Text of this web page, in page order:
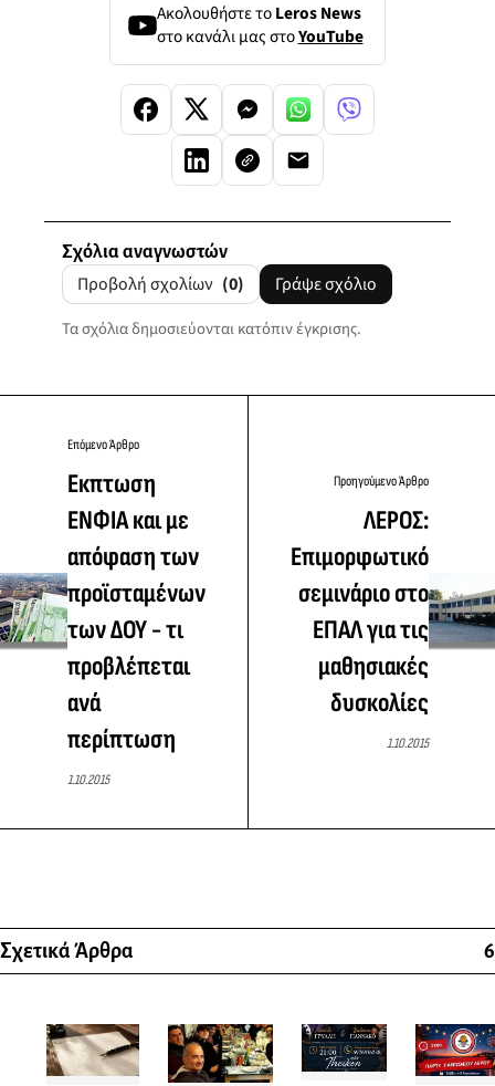
Ακολουθήστε τοLeros News
στο κανάλι μας στοYouTube
Σχόλια αναγνωστών
Προβολή σχολίων (0) Γράψε σχόλιο
Τα σχόλια δημοσιεύονται κατόπιν έγκρισης.
Επόμενο Άρθρο
Εκπτωση
ΕΝΦΙΑ και με
απόφαση των
προϊσταμένων
των ΔΟΥ - τι
προβλέπεται
ανά
περίπτωση
1.10.2015
Προηγούμενο Άρθρο
ΛΕΡΟΣ:
Επιμορφωτικό
σεμινάριο στο
ΕΠΑΛ για τις
μαθησιακές
δυσκολίες
1.10.2015
Σχετικά Άρθρα 6